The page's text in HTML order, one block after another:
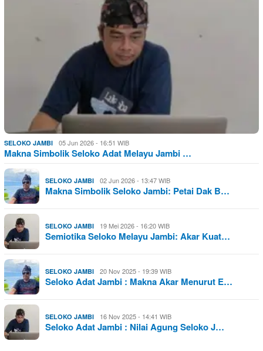
SELOKO JAMBI 05 Jun 2026 - 16:51 WIB
Makna Simbolik Seloko Adat Melayu Jambi …
SELOKO JAMBI 02 Jun 2026 - 13:47 WIB
Makna Simbolik Seloko Jambi: Petai Dak B…
SELOKO JAMBI 19 Mei 2026 - 16:20 WIB
Semiotika Seloko Melayu Jambi: Akar Kuat…
SELOKO JAMBI 20 Nov 2025 - 19:39 WIB
Seloko Adat Jambi : Makna Akar Menurut E…
SELOKO JAMBI 16 Nov 2025 - 14:41 WIB
Seloko Adat Jambi : Nilai Agung Seloko J…